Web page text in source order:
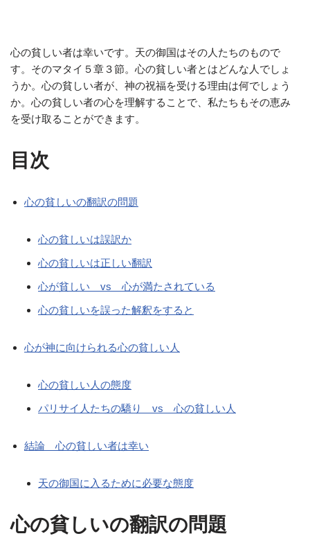
心の貧しい者は幸いです。天の御国はその人たちのもので
す。そのマタイ５章３節。心の貧しい者とはどんな人でしょ
うか。心の貧しい者が、神の祝福を受ける理由は何でしょう
か。心の貧しい者の心を理解することで、私たちもその恵み
を受け取ることができます。
目次
心の貧しいの翻訳の問題
心の貧しいは誤訳か
心の貧しいは正しい翻訳
心が貧しい vs 心が満たされている
心の貧しいを誤った解釈をすると
心が神に向けられる心の貧しい人
心の貧しい人の態度
パリサイ人たちの驕り vs 心の貧しい人
結論 心の貧しい者は幸い
天の御国に入るために必要な態度
心の貧しいの翻訳の問題